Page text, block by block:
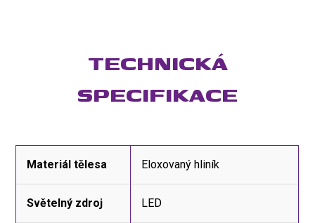
TECHNICKÁ
SPECIFIKACE
Materiál tělesa Eloxovaný hliník
Světelný zdroj LED